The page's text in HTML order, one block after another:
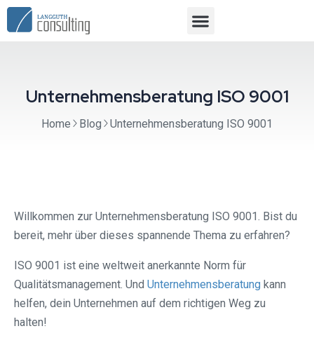
Unternehmensberatung ISO 9001
Home Blog Unternehmensberatung ISO 9001
Willkommen zur Unternehmensberatung ISO 9001. Bist du
bereit, mehr über dieses spannende Thema zu erfahren?
ISO 9001 ist eine weltweit anerkannte Norm für
Qualitätsmanagement. Und Unternehmensberatung kann
helfen, dein Unternehmen auf dem richtigen Weg zu
halten!